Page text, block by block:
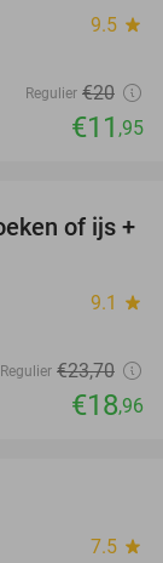
9.5 star
Regulier €20
€11 ,95
20%
of ijs +
9.1 star
Regulier €23,70
€18,96
7.5 star